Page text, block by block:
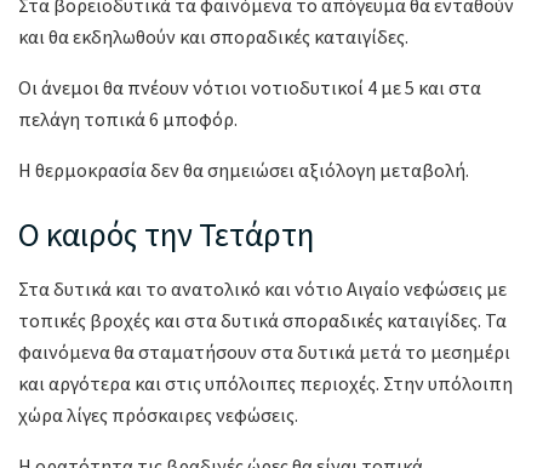
και θα εκδηλωθούν και σποραδικές καταιγίδες.
Οι άνεμοι θα πνέουν νότιοι νοτιοδυτικοί 4 με 5 και στα
πελάγη τοπικά 6 μποφόρ.
Η θερμοκρασία δεν θα σημειώσει αξιόλογη μεταβολή.
Ο καιρός την Τετάρτη
Στα δυτικά και το ανατολικό και νότιο Αιγαίο νεφώσεις με
τοπικές βροχές και στα δυτικά σποραδικές καταιγίδες. Τα
φαινόμενα θα σταματήσουν στα δυτικά μετά το μεσημέρι
και αργότερα και στις υπόλοιπες περιοχές. Στην υπόλοιπη
χώρα λίγες πρόσκαιρες νεφώσεις.